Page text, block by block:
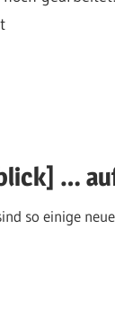
…
so einige